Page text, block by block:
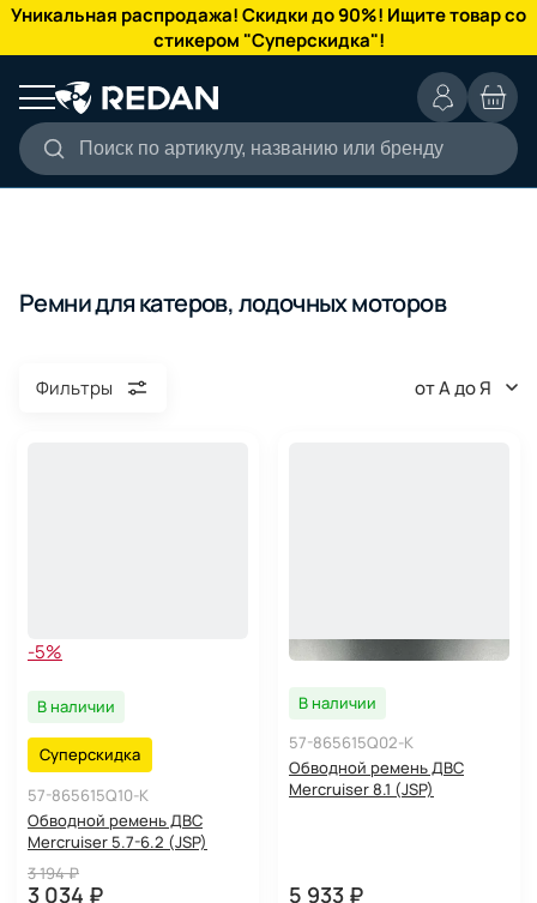
Уникальная распродажа! Скидки до 90%! Ищите товар со
стикером "Суперскидка"!
Поиск по артикулу, названию или бренду
КАТАЛОГ
Ремни для катеров, лодочных моторов
Фильтры от А до Я
-5%
В наличии
Суперскидка
57-865615Q10-K
Обводной ремень ДВС
Mercruiser 5.7-6.2 (JSP)
3 194 ₽
3 034 ₽
В наличии
57-865615Q02-K
Обводной ремень ДВС
Mercruiser 8.1 (JSP)
5 933 ₽